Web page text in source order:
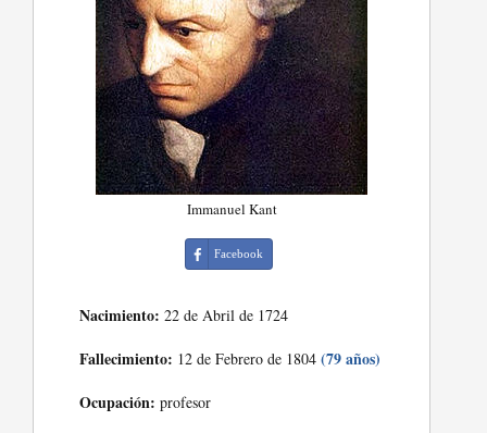
Immanuel Kant
Facebook
Nacimiento: 22 de Abril de 1724
Fallecimiento: 12 de Febrero de 1804(79 años)
Ocupación: profesor